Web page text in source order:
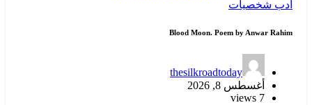
أدب شخصيات
Blood Moon. Poem by Anwar Rahim
thesilkroadtoday
أغسطس 8, 2026
7 views